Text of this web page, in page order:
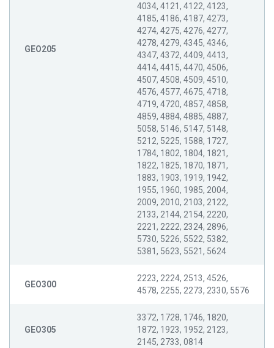
GEO205
4034, 4121, 4122, 4123,
4185, 4186, 4187, 4273,
4274, 4275, 4276, 4277,
4278, 4279, 4345, 4346,
4347, 4372, 4409, 4413,
4414, 4415, 4470, 4506,
4507, 4508, 4509, 4510,
4576, 4577, 4675, 4718,
4719, 4720, 4857, 4858,
4859, 4884, 4885, 4887,
5058, 5146, 5147, 5148,
5212, 5225, 1588, 1727,
1784, 1802, 1804, 1821,
1822, 1825, 1870, 1871,
1883, 1903, 1919, 1942,
1955, 1960, 1985, 2004,
2009, 2010, 2103, 2122,
2133, 2144, 2154, 2220,
2221, 2222, 2324, 2896,
5730, 5226, 5522, 5382,
5381, 5623, 5521, 5624
GEO300
2223, 2224, 2513, 4526,
4578, 2255, 2273, 2330, 5576
GEO305
3372, 1728, 1746, 1820,
1872, 1923, 1952, 2123,
2145, 2733, 0814